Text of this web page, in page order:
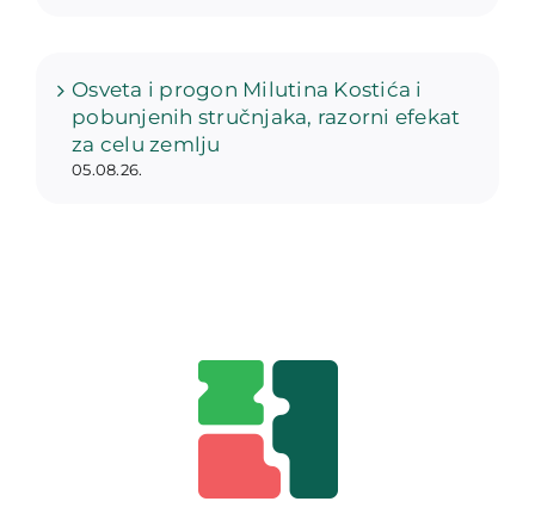
Osveta i progon Milutina Kostića i
pobunjenih stručnjaka, razorni efekat
za celu zemlju
05.08.26.